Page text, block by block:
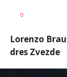
AUTOR
0
Lorenzo
dres Zvezde